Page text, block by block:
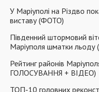
У Маріуполі на Різдво
виставу (ФОТО)
Південний штормовий
Маріуполя шматки
Рейтинг районів
ГОЛОСУВАННЯ + ВІДЕО)
ТОП-10 головних